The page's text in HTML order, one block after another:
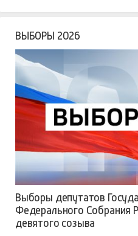
ВЫБОРЫ 2026
Выборы депутатов
Федерального Собрания
девятого созыва